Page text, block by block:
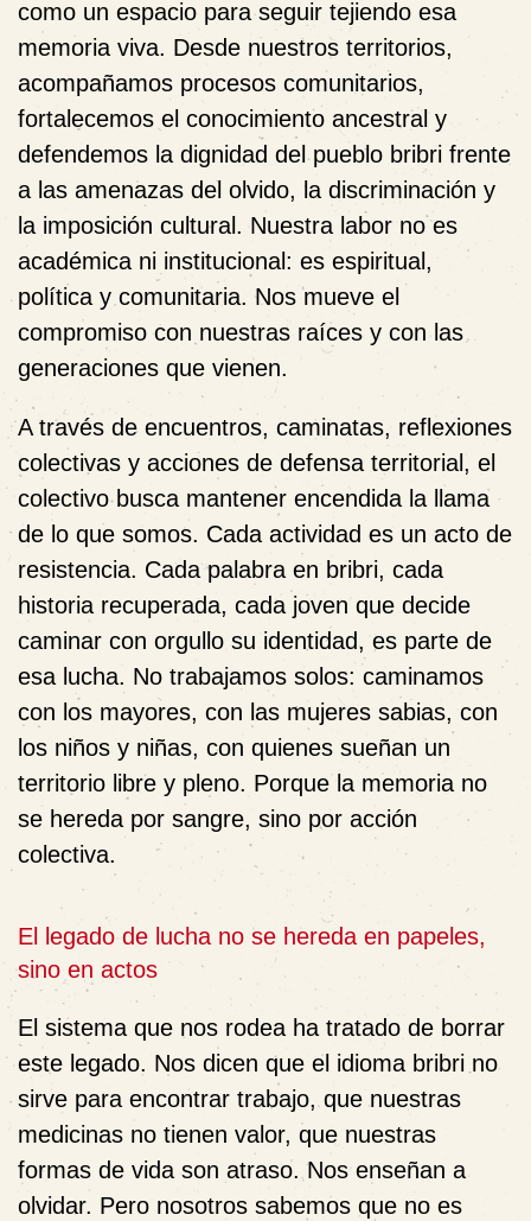
como un espacio para seguir tejiendo esa
memoria viva. Desde nuestros territorios,
acompañamos procesos comunitarios,
fortalecemos el conocimiento ancestral y
defendemos la dignidad del pueblo bribri frente
a las amenazas del olvido, la discriminación y
la imposición cultural. Nuestra labor no es
académica ni institucional: es espiritual,
política y comunitaria. Nos mueve el
compromiso con nuestras raíces y con las
generaciones que vienen.
A través de encuentros, caminatas, reflexiones
colectivas y acciones de defensa territorial, el
colectivo busca mantener encendida la llama
de lo que somos. Cada actividad es un acto de
resistencia. Cada palabra en bribri, cada
historia recuperada, cada joven que decide
caminar con orgullo su identidad, es parte de
esa lucha. No trabajamos solos: caminamos
con los mayores, con las mujeres sabias, con
los niños y niñas, con quienes sueñan un
territorio libre y pleno. Porque la memoria no
se hereda por sangre, sino por acción
colectiva.
El legado de lucha no se hereda en papeles,
sino en actos
El sistema que nos rodea ha tratado de borrar
este legado. Nos dicen que el idioma bribri no
sirve para encontrar trabajo, que nuestras
medicinas no tienen valor, que nuestras
formas de vida son atraso. Nos enseñan a
olvidar. Pero nosotros sabemos que no es